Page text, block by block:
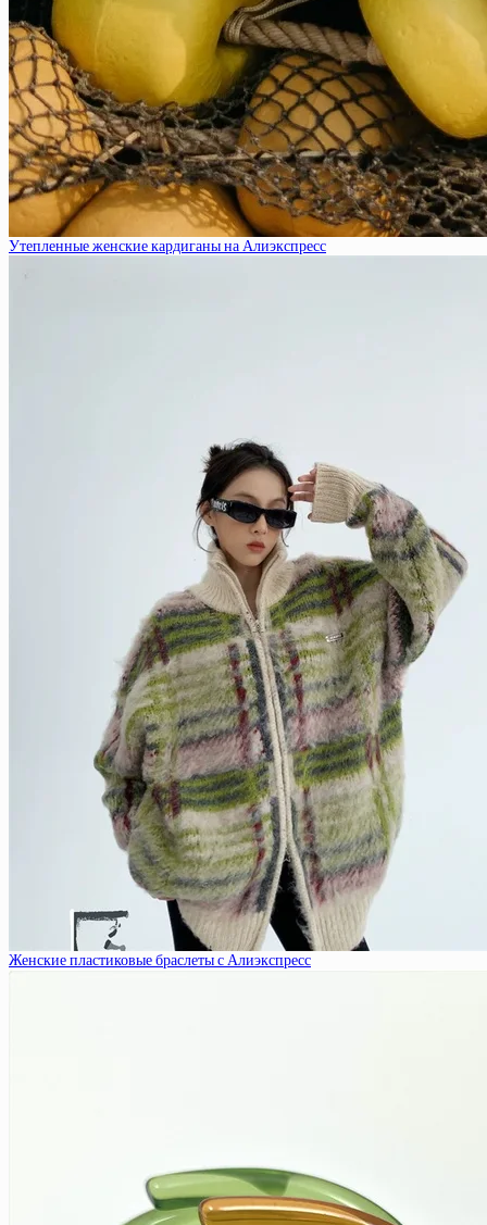
Утепленные женские кардиганы на Алиэкспресс
Женские пластиковые браслеты с Алиэкспресс